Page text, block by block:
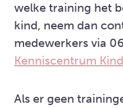
welke training het
kind, neem dan
medewerkers via
Kenniscentrum
Als er geen